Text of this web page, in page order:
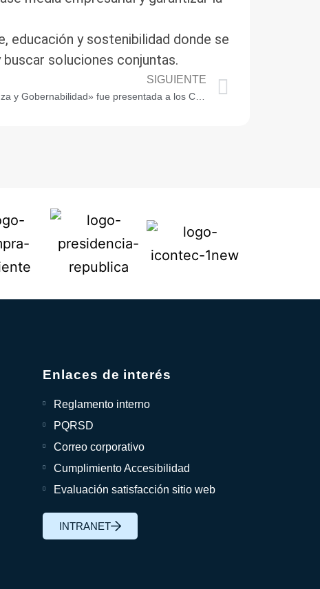
educación y sostenibilidad donde se
soluciones conjuntas.
SIGUIENTE
La Línea Estratégica «Gobernanza y Gobernabilidad» fue presentada a los Concejales
Enlaces de interés
Reglamento interno
PQRSD
Correo corporativo
Cumplimiento Accesibilidad
Evaluación satisfacción sitio web
INTRANET